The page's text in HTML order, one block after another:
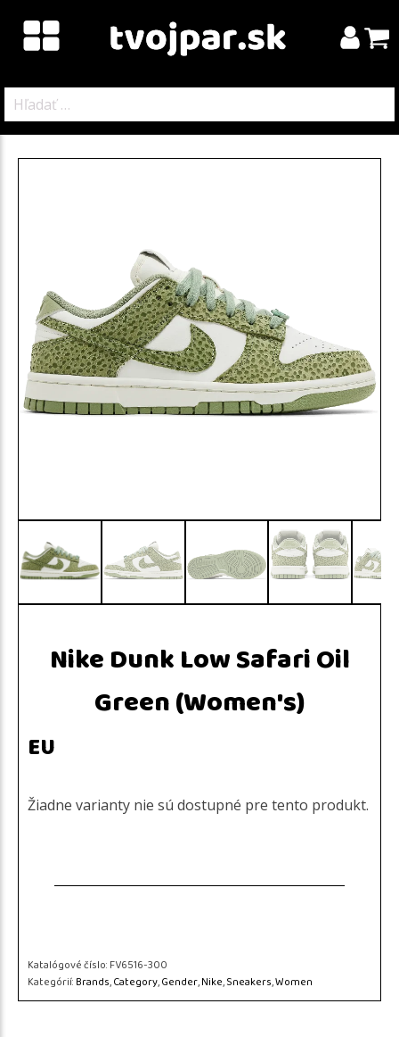
Nike Dunk Low Safari Oil
Green (Women's)
EU
Žiadne varianty nie sú dostupné pre tento produkt.
Katalógové číslo:FV6516-300
Kategórií:Brands,Category,Gender,Nike,Sneakers,Women